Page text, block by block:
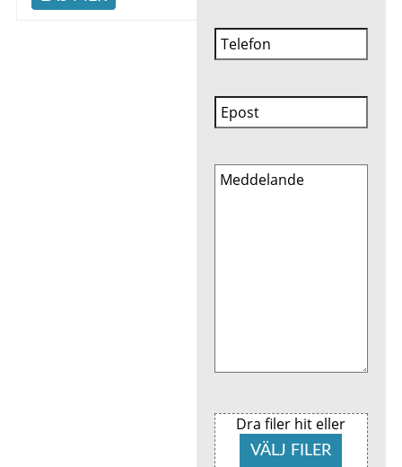
Dra filer hit eller
VÄLJ FILER